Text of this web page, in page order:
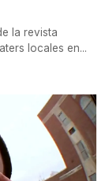
la revista
locales en...